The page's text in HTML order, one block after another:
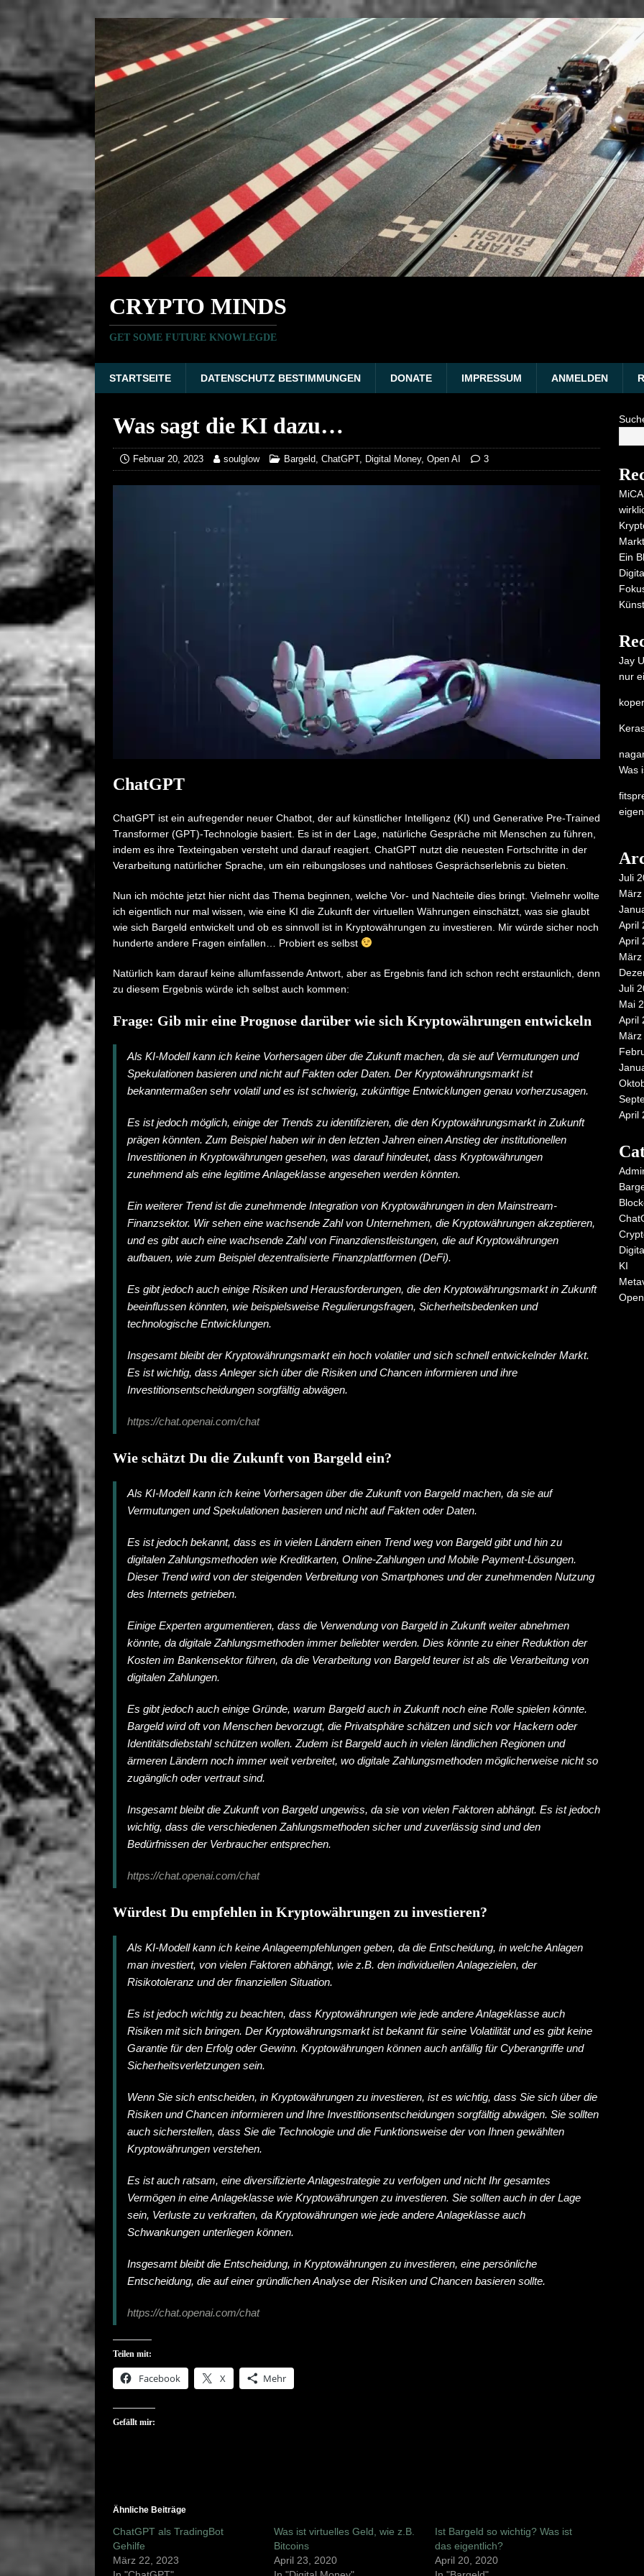
CRYPTO MINDS
GET SOME FUTURE KNOWLEGDE
STARTSEITE DATENSCHUTZ BESTIMMUNGEN DONATE IMPRESSUM ANMELDEN
Was sagt die KI dazu…
Februar 20, 2023 soulglow Bargeld, ChatGPT, Digital Money, Open AI 3
ChatGPT
ChatGPT ist ein aufregender neuer Chatbot, der auf künstlicher Intelligenz (KI) und Generative Pre-Trained
Transformer (GPT)-Technologie basiert. Es ist in der Lage, natürliche Gespräche mit Menschen zu führen,
indem es ihre Texteingaben versteht und darauf reagiert. ChatGPT nutzt die neuesten Fortschritte in der
Verarbeitung natürlicher Sprache, um ein reibungsloses und nahtloses Gesprächserlebnis zu bieten.
Nun ich möchte jetzt hier nicht das Thema beginnen, welche Vor- und Nachteile dies bringt. Vielmehr wollte
ich eigentlich nur mal wissen, wie eine KI die Zukunft der virtuellen Währungen einschätzt, was sie glaubt
wie sich Bargeld entwickelt und ob es sinnvoll ist in Kryptowährungen zu investieren. Mir würde sicher noch
hunderte andere Fragen einfallen… Probiert es selbst
Natürlich kam darauf keine allumfassende Antwort, aber as Ergebnis fand ich schon recht erstaunlich, denn
zu diesem Ergebnis würde ich selbst auch kommen:
Frage: Gib mir eine Prognose darüber wie sich Kryptowährungen entwickeln
Als KI-Modell kann ich keine Vorhersagen über die Zukunft machen, da sie auf Vermutungen und
Spekulationen basieren und nicht auf Fakten oder Daten. Der Kryptowährungsmarkt ist
bekanntermaßen sehr volatil und es ist schwierig, zukünftige Entwicklungen genau vorherzusagen.
Es ist jedoch möglich, einige der Trends zu identifizieren, die den Kryptowährungsmarkt in Zukunft
prägen könnten. Zum Beispiel haben wir in den letzten Jahren einen Anstieg der institutionellen
Investitionen in Kryptowährungen gesehen, was darauf hindeutet, dass Kryptowährungen
zunehmend als eine legitime Anlageklasse angesehen werden könnten.
Ein weiterer Trend ist die zunehmende Integration von Kryptowährungen in den Mainstream-
Finanzsektor. Wir sehen eine wachsende Zahl von Unternehmen, die Kryptowährungen akzeptieren,
und es gibt auch eine wachsende Zahl von Finanzdienstleistungen, die auf Kryptowährungen
aufbauen, wie zum Beispiel dezentralisierte Finanzplattformen (DeFi).
Es gibt jedoch auch einige Risiken und Herausforderungen, die den Kryptowährungsmarkt in Zukunft
beeinflussen könnten, wie beispielsweise Regulierungsfragen, Sicherheitsbedenken und
technologische Entwicklungen.
Insgesamt bleibt der Kryptowährungsmarkt ein hoch volatiler und sich schnell entwickelnder Markt.
Es ist wichtig, dass Anleger sich über die Risiken und Chancen informieren und ihre
Investitionsentscheidungen sorgfältig abwägen.
https://chat.openai.com/chat
Wie schätzt Du die Zukunft von Bargeld ein?
Als KI-Modell kann ich keine Vorhersagen über die Zukunft von Bargeld machen, da sie auf
Vermutungen und Spekulationen basieren und nicht auf Fakten oder Daten.
Es ist jedoch bekannt, dass es in vielen Ländern einen Trend weg von Bargeld gibt und hin zu
digitalen Zahlungsmethoden wie Kreditkarten, Online-Zahlungen und Mobile Payment-Lösungen.
Dieser Trend wird von der steigenden Verbreitung von Smartphones und der zunehmenden Nutzung
des Internets getrieben.
Einige Experten argumentieren, dass die Verwendung von Bargeld in Zukunft weiter abnehmen
könnte, da digitale Zahlungsmethoden immer beliebter werden. Dies könnte zu einer Reduktion der
Kosten im Bankensektor führen, da die Verarbeitung von Bargeld teurer ist als die Verarbeitung von
digitalen Zahlungen.
Es gibt jedoch auch einige Gründe, warum Bargeld auch in Zukunft noch eine Rolle spielen könnte.
Bargeld wird oft von Menschen bevorzugt, die Privatsphäre schätzen und sich vor Hackern oder
Identitätsdiebstahl schützen wollen. Zudem ist Bargeld auch in vielen ländlichen Regionen und
ärmeren Ländern noch immer weit verbreitet, wo digitale Zahlungsmethoden möglicherweise nicht so
zugänglich oder vertraut sind.
Insgesamt bleibt die Zukunft von Bargeld ungewiss, da sie von vielen Faktoren abhängt. Es ist jedoch
wichtig, dass die verschiedenen Zahlungsmethoden sicher und zuverlässig sind und den
Bedürfnissen der Verbraucher entsprechen.
https://chat.openai.com/chat
Würdest Du empfehlen in Kryptowährungen zu investieren?
Als KI-Modell kann ich keine Anlageempfehlungen geben, da die Entscheidung, in welche Anlagen
man investiert, von vielen Faktoren abhängt, wie z.B. den individuellen Anlagezielen, der
Risikotoleranz und der finanziellen Situation.
Es ist jedoch wichtig zu beachten, dass Kryptowährungen wie jede andere Anlageklasse auch
Risiken mit sich bringen. Der Kryptowährungsmarkt ist bekannt für seine Volatilität und es gibt keine
Garantie für den Erfolg oder Gewinn. Kryptowährungen können auch anfällig für Cyberangriffe und
Sicherheitsverletzungen sein.
Wenn Sie sich entscheiden, in Kryptowährungen zu investieren, ist es wichtig, dass Sie sich über die
Risiken und Chancen informieren und Ihre Investitionsentscheidungen sorgfältig abwägen. Sie sollten
auch sicherstellen, dass Sie die Technologie und die Funktionsweise der von Ihnen gewählten
Kryptowährungen verstehen.
Es ist auch ratsam, eine diversifizierte Anlagestrategie zu verfolgen und nicht Ihr gesamtes
Vermögen in eine Anlageklasse wie Kryptowährungen zu investieren. Sie sollten auch in der Lage
sein, Verluste zu verkraften, da Kryptowährungen wie jede andere Anlageklasse auch
Schwankungen unterliegen können.
Insgesamt bleibt die Entscheidung, in Kryptowährungen zu investieren, eine persönliche
Entscheidung, die auf einer gründlichen Analyse der Risiken und Chancen basieren sollte.
https://chat.openai.com/chat
Teilen mit:
Facebook X Mehr
Gefällt mir:
Ähnliche Beiträge
ChatGPT als TradingBot
Gehilfe
März 22, 2023
Was ist virtuelles Geld, wie z.B.
Bitcoins
April 23, 2020
Ist Bargeld so wichtig? Was ist
das eigentlich?
April 20, 2020
Ein
Jay
nur
Was
Juli
April
April
Juli
Mai
April
April
KI